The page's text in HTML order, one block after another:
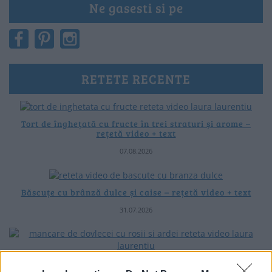
Ne gasesti si pe
RETETE RECENTE
Tort de înghețată cu fructe în trei straturi și arome –
rețetă video + text
07.08.2026
Băscuțe cu brânză dulce și caise – rețetă video + text
31.07.2026
Mâncare de dovlecei cu roșii și ardei – rețetă simplă de